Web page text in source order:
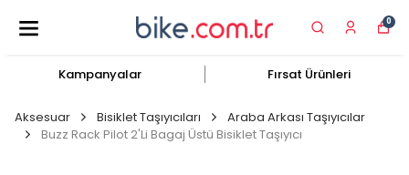
0
Kampanyalar Fırsat Ürünleri
Aksesuar Bisiklet Taşıyıcıları
Araba Arkası Taşıyıcılar
Buzz Rack Pilot 2'Li Bagaj Üstü Bisiklet Taşıyıcı